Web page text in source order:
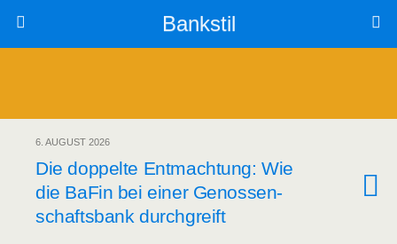
Bankstil
6. AUGUST 2026
Die dop­pel­te Ent­mach­tung: Wie
die BaFin bei einer Genos­sen­
schafts­bank durchgreift